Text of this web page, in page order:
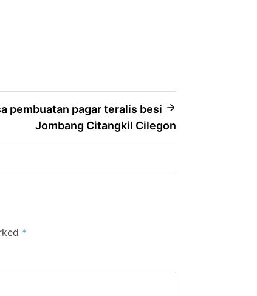
pembuatan pagar teralis besi
Jombang Citangkil Cilegon
*